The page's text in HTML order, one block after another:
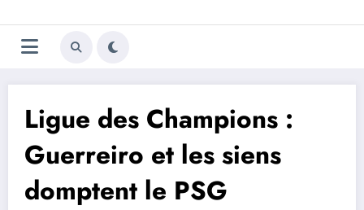
au
contenu
Trivela
L'actualité du football
Ligue des Champions :
Guerreiro et les siens
domptent le PSG